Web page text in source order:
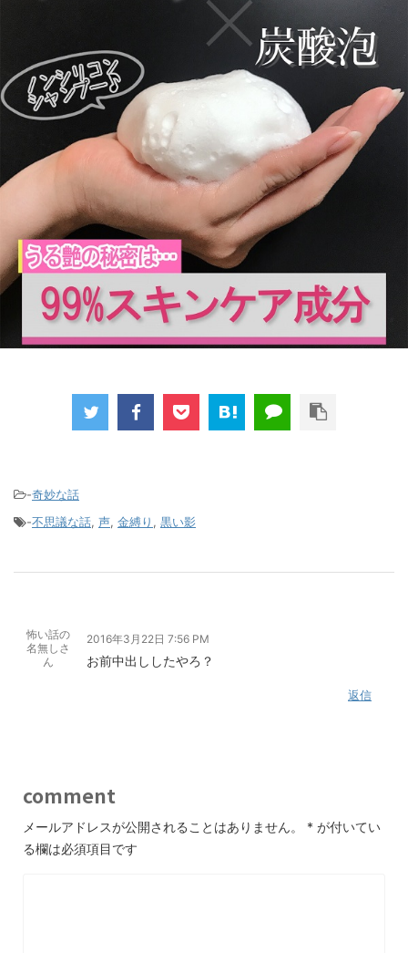
-奇妙な話
-不思議な話, 声, 金縛り , 黒い影
怖い話の
名無しさ
ん
2016年3月22日 7:56 PM
お前中出ししたやろ？
返信
comment
メールアドレスが公開されることはありません。 * が付いてい
る欄は必須項目です